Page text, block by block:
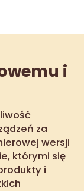
i
za
wersji
którymi się
i